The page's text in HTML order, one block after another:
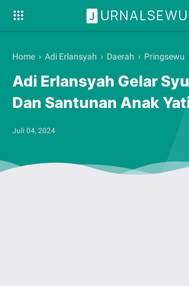
J URNALSEWU
Home › Adi Erlansyah › Daerah › Pringsewu
Adi Erlansyah Gelar
Dan Santunan Anak
Juli 04, 2024